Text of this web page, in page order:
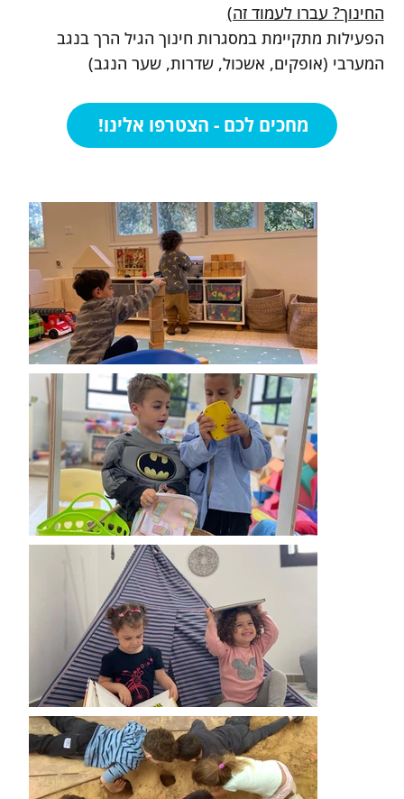
החינוך? עברו לעמוד זה)
הפעילות מתקיימת במסגרות חינוך הגיל הרך בנגב
המערבי (אופקים, אשכול, שדרות, שער הנגב)
מחכים לכם - הצטרפו אלינו!